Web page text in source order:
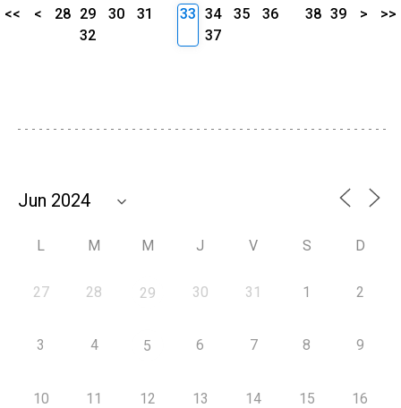
<< < 28 29 30
31
32
33 34 35
36
37
38 39 > >>
L M M J V S D
27 28 29 30 31 1 2
3 4 5 6 7 8 9
10 11 12 13 14 15 16